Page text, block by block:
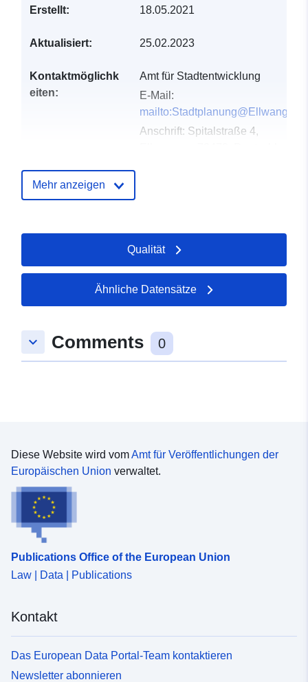
Erstellt: 18.05.2021
Aktualisiert: 25.02.2023
Kontaktmöglichk
eiten:
Amt für Stadtentwicklung
E-Mail:
Anschrift: Spitalstraße 4,
Verzeichnis der
Aktualisiert auf data.europa.eu:
04 August 2026
Koordinaten:
[ [ 10.1232205,
48.9656413 ], [ 10.1248629,
48.9646549 ], [ 10.1232205,
48.9646549 ], [ 10.1232205,
Mehr anzeigen
Qualität
Ähnliche Datensätze
keyboard_arrow_down Comments 0
Diese Website wird vomAmt für Veröffentlichungen der
Europäischen Union verwaltet.
Publications Office of the European Union
Law | Data | Publications
Kontakt
Das European Data Portal-Team kontaktieren
Newsletter abonnieren